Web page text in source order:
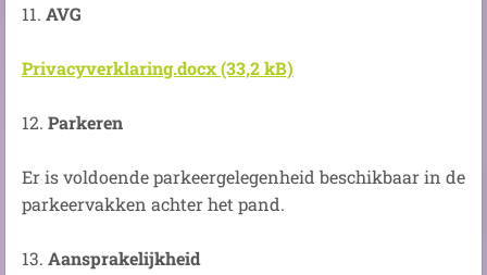
11. AVG
Privacyverklaring.docx (33,2 kB)
12. Parkeren
Er is voldoende parkeergelegenheid beschikbaar in de
parkeervakken achter het pand.
13. Aansprakelijkheid